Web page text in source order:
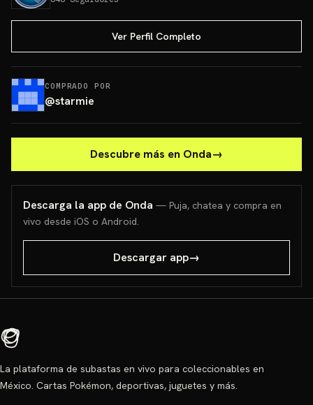
Ver Perfil Completo
COMPRADO POR
@starmie
Descubre más en Onda→
Descarga la app de Onda — Puja, chatea y compra en
vivo desde iOS o Android.
Descargar app→
La plataforma de subastas en vivo para coleccionables en
México. Cartas Pokémon, deportivas, juguetes y más.